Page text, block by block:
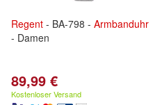
Regent - BA-798 - Armbanduhr
- Damen
89,99 €
Kostenloser Versand